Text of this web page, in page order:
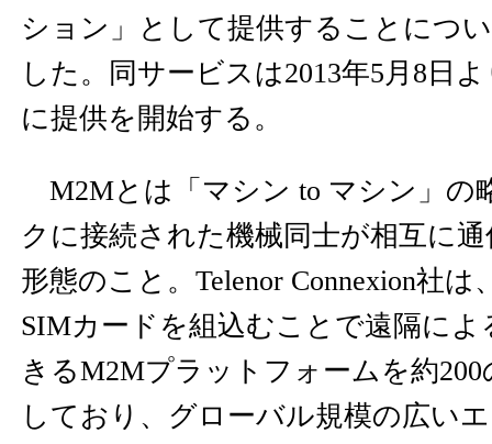
ション」として提供することにつ
した。同サービスは2013年5月8日
に提供を開始する。
M2Mとは「マシン to マシン」の
クに接続された機械同士が相互に
形態のこと。Telenor Connexion社
SIMカードを組込むことで遠隔に
きるM2Mプラットフォームを約
しており、グローバル規模の広い